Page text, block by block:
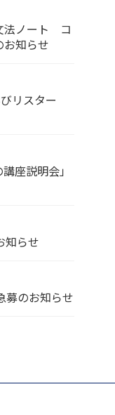
法ノート コ
お知らせ
リスター
座説明会」
知らせ
募のお知らせ